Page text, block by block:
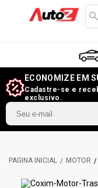
ECONOMIZE EM
Cadastre-se e
exclusivo.
MOTOR